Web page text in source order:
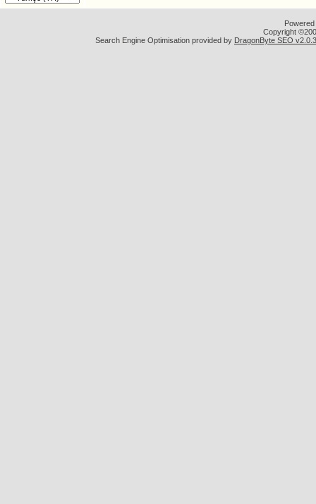
Copyright
Search Engine Optimisation provided by DragonByte SEO